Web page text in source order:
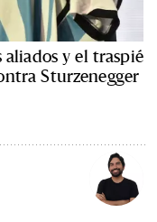
y el traspié
Sturzenegger